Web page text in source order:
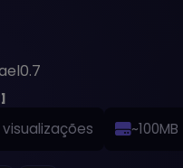
visualizações ~100MB